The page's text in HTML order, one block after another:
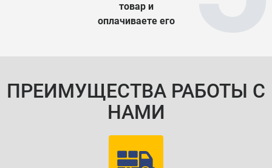
товар и
оплачиваете его
ПРЕИМУЩЕСТВА РАБОТЫ С
НАМИ